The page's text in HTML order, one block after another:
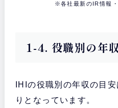
※各社最新のIR情報
1-4. 役職別の年
IHIの役職別の年収の目
りとなっています。